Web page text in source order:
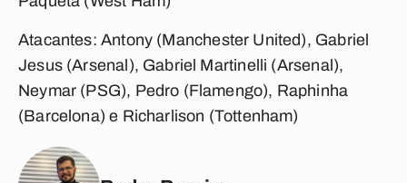
Atacantes: Antony (Manchester United), Gabriel
Jesus (Arsenal), Gabriel Martinelli (Arsenal),
Neymar (PSG), Pedro (Flamengo), Raphinha
(Barcelona) e Richarlison (Tottenham)